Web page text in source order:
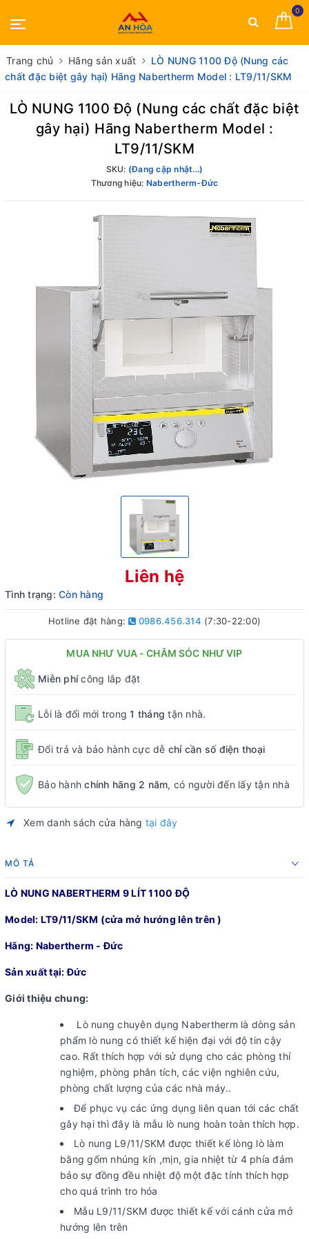
0
Trang chủ Hãng sản xuất
LÒ NUNG 1100 Độ (Nung các
chất đặc biệt gây hại) Hãng Nabertherm Model : LT9/11/SKM
LÒ NUNG 1100 Độ (Nung các chất đặc biệt
gây hại) Hãng Nabertherm Model :
LT9/11/SKM
SKU: (Đang cập nhật...)
Thương hiệu: Nabertherm-Đức
Liên hệ
Tình trạng: Còn hàng
Hotline đặt hàng: 0986.456.314 (7:30-22:00)
MUA NHƯ VUA - CHĂM SÓC NHƯ VIP
Miễn phícông lắp đặt
Lỗi là đổi mới trong1 tháng tận nhà.
Đổi trả và bảo hành cực dễ chỉ cần số điện thoại
Bảo hànhchính hãng 2 năm, có người đến lấy tận nhà
Xem danh sách cửa hàng tại đây
MÔ TẢ
LÒ NUNG NABERTHERM 9 LÍT 1100 ĐỘ
Model: LT9/11/SKM (cửa mở hướng lên trên )
Hãng: Nabertherm - Đức
Sản xuất tại: Đức
Giới thiệu chung:
Lò nung chuyên dụng Nabertherm là dòng sản
phẩm lò nung có thiết kế hiện đại với độ tin cậy
cao. Rất thích hợp với sử dụng cho các phòng thí
nghiệm, phòng phân tích, các viện nghiên cứu,
phòng chất lượng của các nhà máy..
Để phục vụ các ứng dụng liên quan tới các chất
gây hại thì đây là mẫu lò nung hoàn toàn thích hợp.
Lò nung L9/11/SKM được thiết kế lòng lò làm
bằng gốm nhúng kín ,mịn, gia nhiệt từ 4 phía đảm
bảo sự đồng đều nhiệt độ một đặc tính thích hợp
cho quá trình tro hóa
Mẫu L9/11/SKM được thiết kế với cánh cửa mở
hướng lên trên